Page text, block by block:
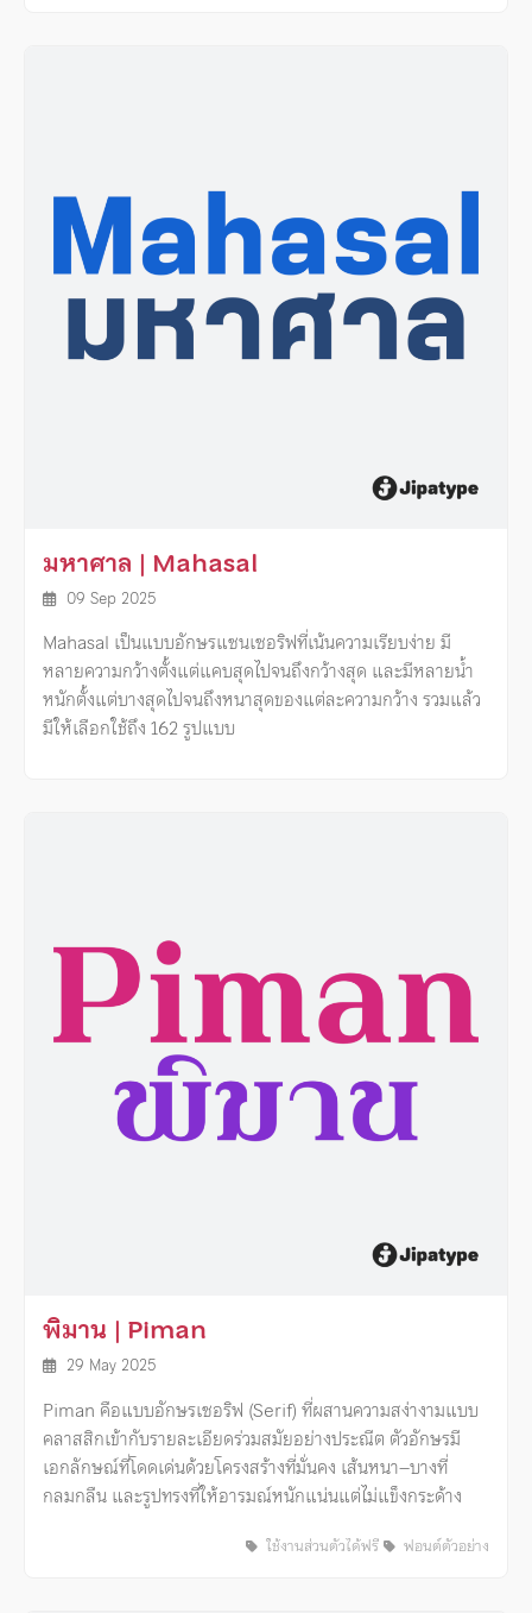
มหาศาล | Mahasal
09 Sep 2025
Mahasal เป็นแบบอักษรแซนเซอริฟที่เน้นความเรียบง่าย มี
หลายความกว้างตั้งแต่แคบสุดไปจนถึงกว้างสุด และมีหลายน้ำ
หนักตั้งแต่บางสุดไปจนถึงหนาสุดของแต่ละความกว้าง รวมแล้ว
มีให้เลือกใช้ถึง 162 รูปแบบ
พิมาน | Piman
29 May 2025
Piman คือแบบอักษรเซอริฟ (Serif) ที่ผสานความสง่างามแบบ
คลาสสิกเข้ากับรายละเอียดร่วมสมัยอย่างประณีต ตัวอักษรมี
เอกลักษณ์ที่โดดเด่นด้วยโครงสร้างที่มั่นคง เส้นหนา–บางที่
กลมกลืน และรูปทรงที่ให้อารมณ์หนักแน่นแต่ไม่แข็งกระด้าง
ใช้งานส่วนตัวได้ฟรี ฟอนต์ตัวอย่าง